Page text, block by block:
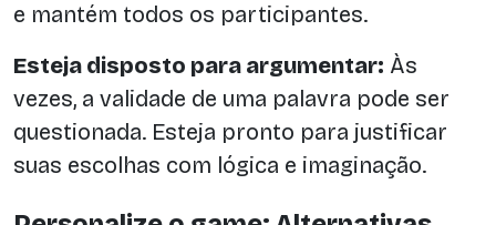
e mantém todos os participantes.
Esteja disposto para argumentar: Às
vezes, a validade de uma palavra pode ser
questionada. Esteja pronto para justificar
suas escolhas com lógica e imaginação.